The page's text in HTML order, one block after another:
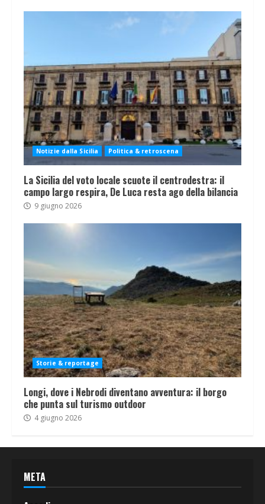
Notizie dalla Sicilia Politica & retroscena
La Sicilia del voto locale scuote il centrodestra: il
campo largo respira, De Luca resta ago della bilancia
9 giugno 2026
Storie & reportage
Longi, dove i Nebrodi diventano avventura: il borgo
che punta sul turismo outdoor
4 giugno 2026
META